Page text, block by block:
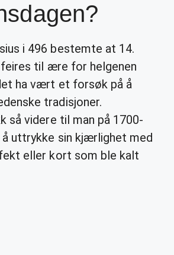
i 496 bestemte at 14.
til ære for helgenen
ha vært et forsøk på å
tradisjoner.
så videre til man på 1700-
uttrykke sin kjærlighet med
eller kort som ble kalt